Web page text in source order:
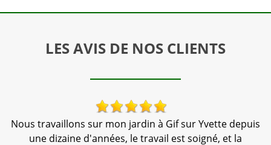
LES AVIS DE NOS CLIENTS
Nous travaillons sur mon jardin à Gif sur Yvette depuis
une dizaine d'années, le travail est soigné, et la